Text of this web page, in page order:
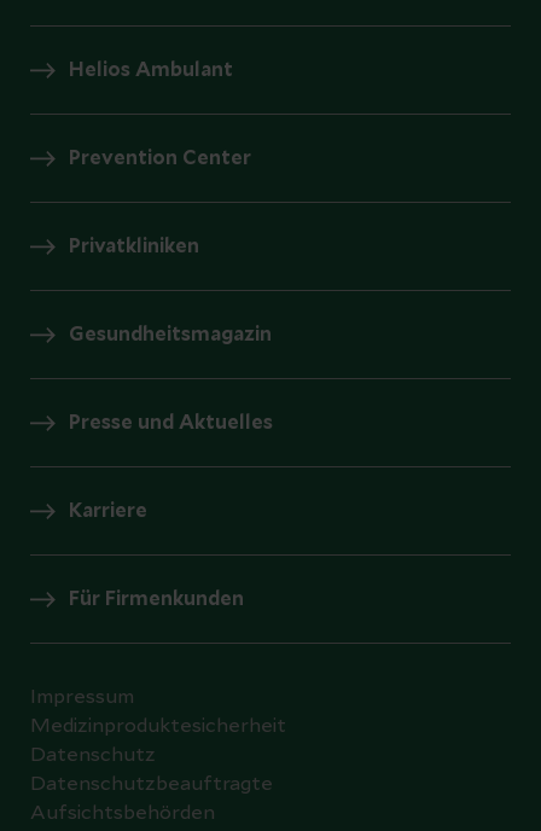
Helios Ambulant
Prevention Center
Privatkliniken
Gesundheitsmagazin
Presse und Aktuelles
Karriere
Für Firmenkunden
Impressum
Medizinproduktesicherheit
Datenschutz
Datenschutzbeauftragte
Aufsichtsbehörden